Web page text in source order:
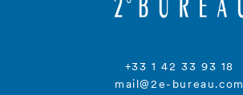
+33 1 42 33 93 18
mail@2e-bureau.com